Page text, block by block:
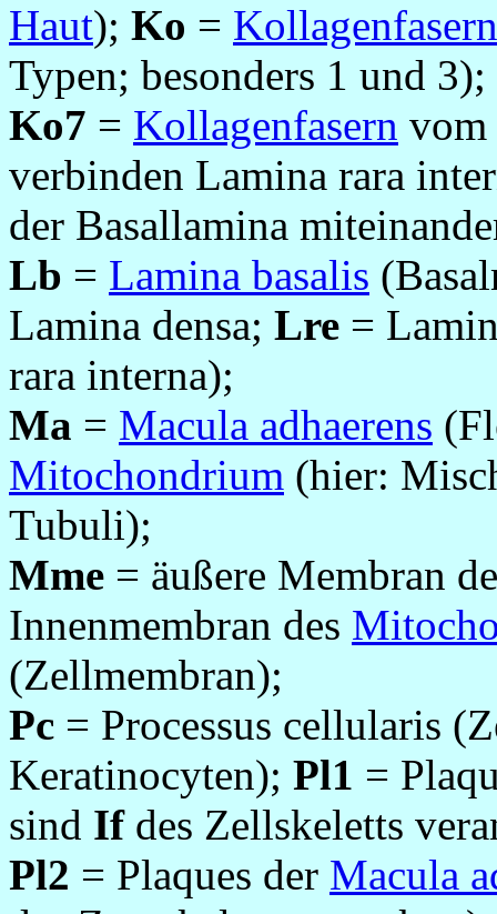
Haut); Ko = Kollagenfasern
Typen; besonders 1 und 3);
Ko7 = Kollagenfasern vom
verbinden Lamina rara
der Basallamina
Lb = Lamina basalis
Lamina densa; Lre =
rara interna);
Ma = Macula adhaerens
Mitochondrium (hier:
Tubuli);
Mme = äußere Membran
Innenmembran des
(Zellmembran);
Pc = Processus cellularis
Keratinocyten); Pl1 =
sind Ifdes Zellskeletts
Pl2 = Plaques der Macula